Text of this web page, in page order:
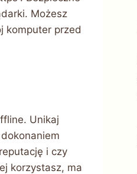
Możesz
komputer przed
Unikaj
i czy
korzystasz, ma